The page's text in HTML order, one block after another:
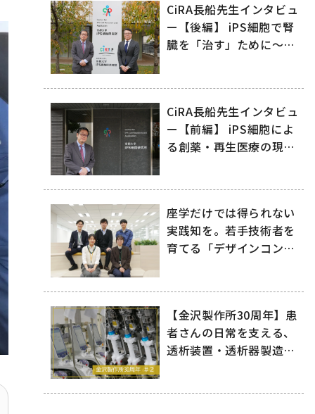
CiRA長船先生インタビュ
ー【後編】 iPS細胞で腎
臓を「治す」ために～リ
CiRA長船先生インタビュ
ー【前編】 iPS細胞によ
る創薬・再生医療の現在
座学だけでは得られない
実践知を。若手技術者を
育てる「デザインコン
【金沢製作所30周年】患
者さんの日常を支える、
透析装置・透析器製造の